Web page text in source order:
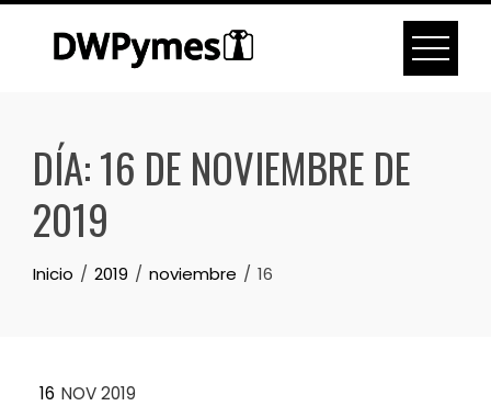
Skip
DÍA:16 DE NOVIEMBRE DE
2019
Inicio 2019 noviembre 16
16 NOV 2019